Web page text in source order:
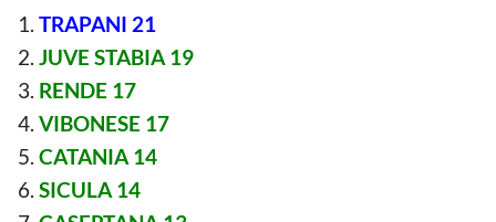
TRAPANI 21
JUVE STABIA 19
RENDE 17
VIBONESE 17
CATANIA 14
SICULA 14